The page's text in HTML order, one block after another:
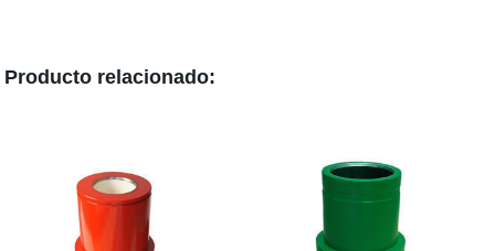
Producto relacionado: